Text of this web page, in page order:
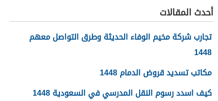
أحدث المقالات
تجارب شركة مخيم الوفاء الحديثة وطرق التواصل معهم
1448
مكاتب تسديد قروض الدمام 1448
كيف اسدد رسوم النقل المدرسي في السعودية 1448